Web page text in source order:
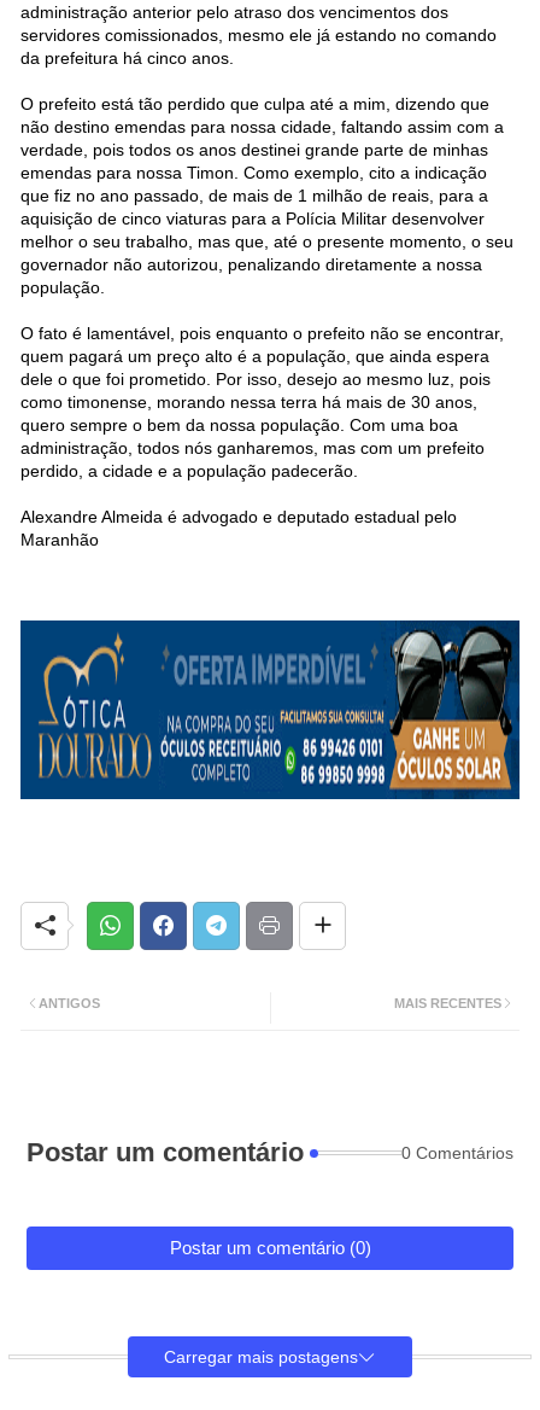
administração anterior pelo atraso dos vencimentos dos
servidores comissionados, mesmo ele já estando no comando
da prefeitura há cinco anos.
O prefeito está tão perdido que culpa até a mim, dizendo que
não destino emendas para nossa cidade, faltando assim com a
verdade, pois todos os anos destinei grande parte de minhas
emendas para nossa Timon. Como exemplo, cito a indicação
que fiz no ano passado, de mais de 1 milhão de reais, para a
aquisição de cinco viaturas para a Polícia Militar desenvolver
melhor o seu trabalho, mas que, até o presente momento, o seu
governador não autorizou, penalizando diretamente a nossa
população.
O fato é lamentável, pois enquanto o prefeito não se encontrar,
quem pagará um preço alto é a população, que ainda espera
dele o que foi prometido. Por isso, desejo ao mesmo luz, pois
como timonense, morando nessa terra há mais de 30 anos,
quero sempre o bem da nossa população. Com uma boa
administração, todos nós ganharemos, mas com um prefeito
perdido, a cidade e a população padecerão.
Alexandre Almeida é advogado e deputado estadual pelo
Maranhão
MAIS RECENTES
ANTIGOS
Postar um comentário 0 Comentários
Postar um comentário (0)
Carregar mais postagens